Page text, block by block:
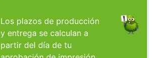
Los plazos de producción
y entrega se calculan a
partir del día de tu